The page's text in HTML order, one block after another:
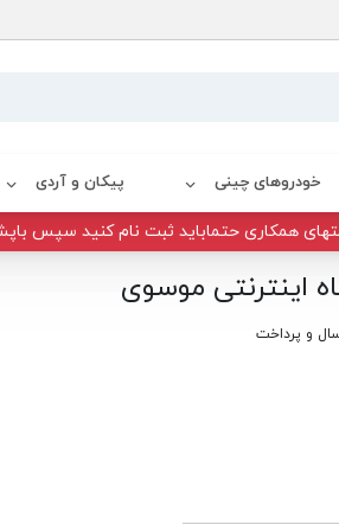
خودروهای چینی پیکان و آردی
همکاری حتماباید ثبت نام کنید سپس
اینترنتی موسوی
و پرداخت